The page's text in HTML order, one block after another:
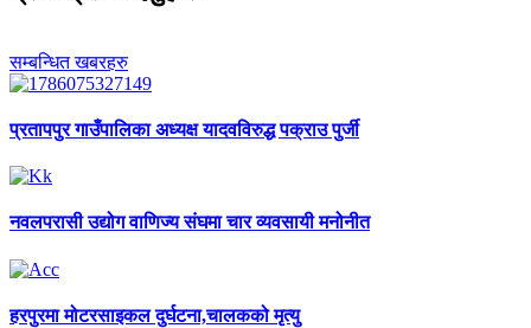
सम्बन्धित खबरहरु
प्रतापपुरगाउँपालिका अध्यक्ष यादवविरुद्ध पक्राउ पुर्जी
नवलपरासीउद्योग वाणिज्य संघमा चार व्यवसायी मनोनीत
हरपुरमामोटरसाइकल दुर्घटना,चालकको मृत्यु